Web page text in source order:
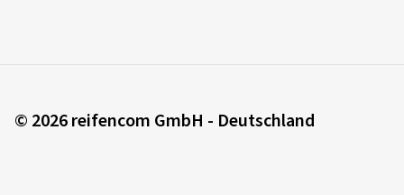
© 2026 reifencom GmbH - Deutschland